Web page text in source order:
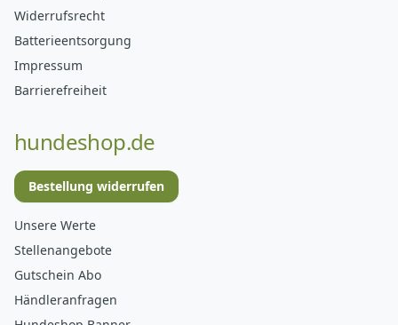
Widerrufsrecht
Batterieentsorgung
Impressum
Barrierefreiheit
hundeshop.de
Bestellung widerrufen
Unsere Werte
Stellenangebote
Gutschein Abo
Händleranfragen